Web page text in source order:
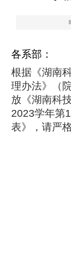
各系部：
根据《湖南
理办法》（
放《湖南科
2023学年第
表》，请严